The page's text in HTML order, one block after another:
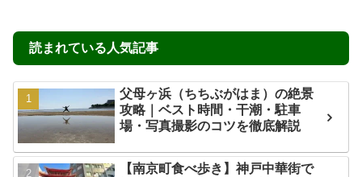
読まれている人気記事
父母ヶ浜（ちちぶがはま）の絶景
攻略｜ベスト時間・干潮・駐車
場・写真撮影のコツを徹底解説
【南京町食べ歩き】神戸中華街で